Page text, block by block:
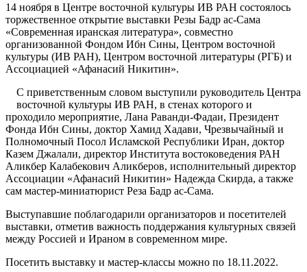
14 ноября в Центре восточной культуры ИВ РАН состоялось
торжественное открытие выставки Резы Бадр ас-Сама
«Современная иранская литература», совместно
организованной Фондом Ибн Сины, Центром восточной
культуры (ИВ РАН), Центром восточной литературы (РГБ) и
Ассоциацией «Афанасий Никитин».
С приветственным словом выступили руководитель Центра
восточной культуры ИВ РАН, в стенах которого и
проходило мероприятие, Лана Раванди-Фадаи, Президент
Фонда Ибн Сины, доктор Хамид Хадави, Чрезвычайный и
Полномочный Посол Исламской Республики Иран, доктор
Казем Джалали, директор Института востоковедения РАН
Аликбер Калабекович Аликберов, исполнительный директор
Ассоциации «Афанасий Никитин» Надежда Скирда, а также
сам мастер-миниатюрист Реза Бадр ас-Сама.
Выступавшие поблагодарили организаторов и посетителей
выставки, отметив важность поддержания культурных связей
между Россией и Ираном в современном мире.
Посетить выставку и мастер-классы можно по 18.11.2022.